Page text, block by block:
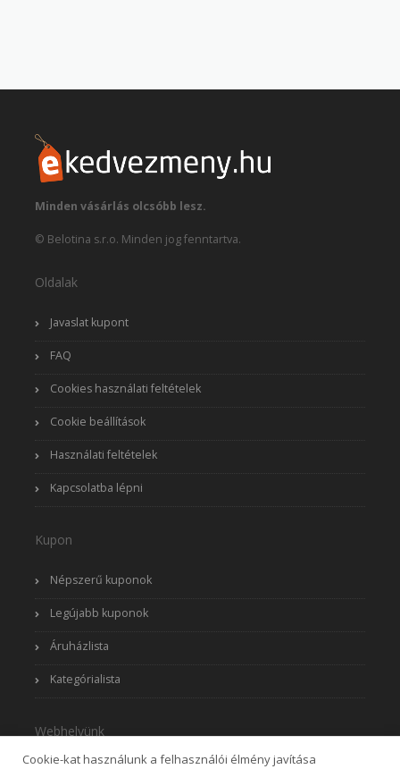
Minden vásárlás olcsóbb lesz.
© Belotina s.r.o. Minden jog fenntartva.
Oldalak
Javaslat kupont
FAQ
Cookies használati feltételek
Cookie beállítások
Használati feltételek
Kapcsolatba lépni
Kupon
Népszerű kuponok
Legújabb kuponok
Áruházlista
Kategórialista
Webhelyünk
Cookie-kat használunk a felhasználói élmény javítása